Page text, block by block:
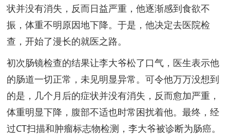
状并没有消失，反而日益严重，他逐渐感到食欲不
振，体重不明原因地下降。于是，他决定去医院检
查，开始了漫长的就医之路。
初次肠镜检查的结果让李大爷松了口气，医生表示他
的肠道一切正常，未见明显异常。可令他万万没想到
的是，几个月后的症状并没有消失，反而愈加严重，
体重明显下降，腹部不适也时常困扰着他。最终，经
过CT扫描和肿瘤标志物检测，李大爷被诊断为肠癌。